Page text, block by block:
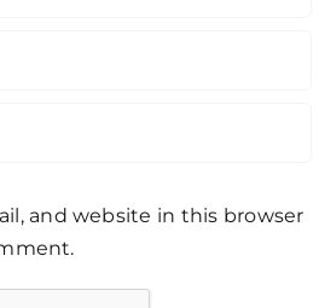
and website in this browser